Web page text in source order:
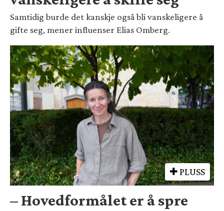
Samtidig burde det kanskje også bli vanskeligere å
gifte seg, mener influenser Elias Omberg.
PLUSS
– Hovedformålet er å spre